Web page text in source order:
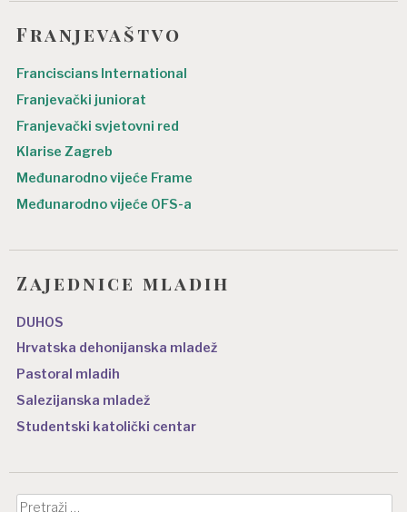
Franjevaštvo
Franciscians International
Franjevački juniorat
Franjevački svjetovni red
Klarise Zagreb
Međunarodno vijeće Frame
Međunarodno vijeće OFS-a
Zajednice mladih
DUHOS
Hrvatska dehonijanska mladež
Pastoral mladih
Salezijanska mladež
Studentski katolički centar
Pretraži: